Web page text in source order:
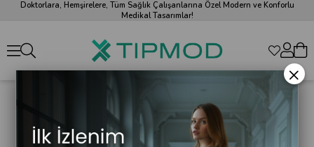
Doktorlara, Hemşirelere, Tüm Sağlık Çalışanlarına Özel Modern ve Konforlu
Medikal Tasarımlar!
Hafif, esnek ve konforlu erkek scrubs alt modelleriyle gün boyu rahat
edin. Farklı renk ve beden seçenekleri Tıpmod’da sizi bekliyor.
×